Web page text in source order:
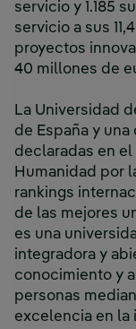
servicio y 1.185
servicio a sus
proyectos
40 millones de
La Universidad
de España y
declaradas en
Humanidad por
rankings
de las mejores
es una
integradora y
conocimiento y
personas
excelencia en la